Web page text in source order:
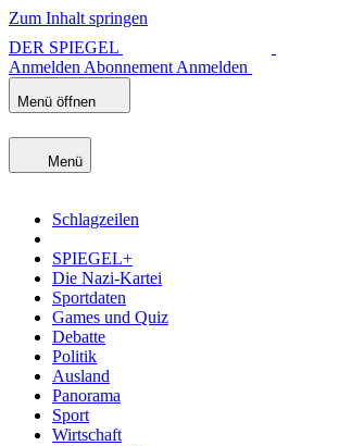
Zum Inhalt springen
DER SPIEGEL
Anmelden Abonnement Anmelden
Menü öffnen
Menü
Schlagzeilen
SPIEGEL+
Die Nazi-Kartei
Sportdaten
Games und Quiz
Debatte
Politik
Ausland
Panorama
Sport
Wirtschaft